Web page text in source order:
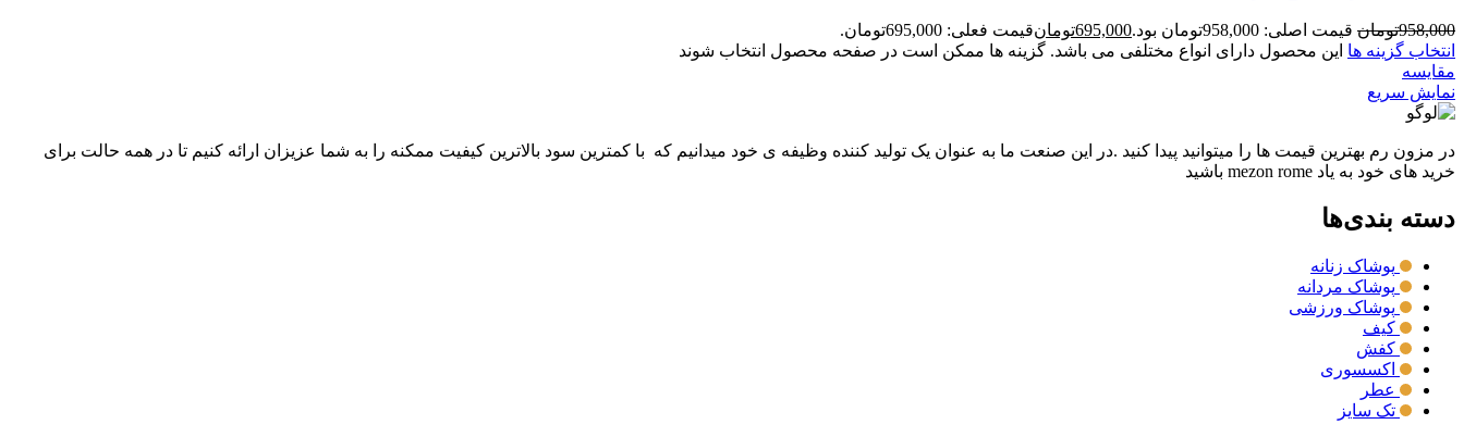
958,000تومان قیمت اصلی: 958,000تومان بود. 695,000تومانقیمت فعلی: 695,000تومان.
انتخاب گزینه ها این محصول دارای انواع مختلفی می باشد. گزینه ها ممکن است در صفحه محصول انتخاب شوند
مقايسه
نمایش سریع
در مزون رم بهترین قیمت ها را میتوانید پیدا کنید .در این صنعت ما به عنوان یک تولید کننده وظیفه ی خود میدانیم که با کمترین سود بالاترین کیفیت ممکنه را به شما عزیزان ارائه کنیم تا در همه حالت برای
خرید های خود به یاد mezon rome باشید
دسته بندی‌ها
پوشاک زنانه
پوشاک مردانه
پوشاک ورزشی
کیف
کفش
اکسسوری
عطر
تک سایز